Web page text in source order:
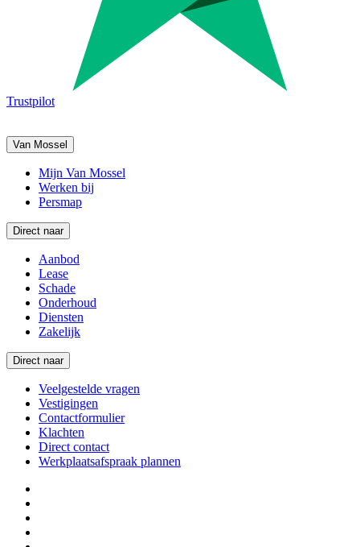
Trustpilot
Van Mossel
Mijn Van Mossel
Werken bij
Persmap
Direct naar
Aanbod
Lease
Schade
Onderhoud
Diensten
Zakelijk
Direct naar
Veelgestelde vragen
Vestigingen
Contactformulier
Klachten
Direct contact
Werkplaatsafspraak plannen